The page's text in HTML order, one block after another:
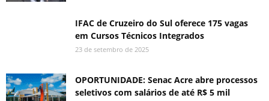
IFAC de Cruzeiro do Sul oferece 175 vagas
em Cursos Técnicos Integrados
23 de setembro de 2025
OPORTUNIDADE: Senac Acre abre processos
seletivos com salários de até R$ 5 mil